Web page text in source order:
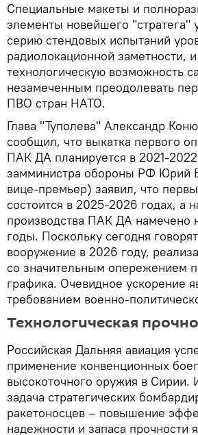
Специальные макеты и
элементы новейшего
серию стендовых испытаний
радиолокационной заметности,
технологическую возможность
незамеченным преодолевать
ПВО стран НАТО.
Глава "Туполева" Александр
сообщил, что выкатка первого
ПАК ДА планируется в 2021-2022
замминистра обороны РФ Юрий
вице-премьер) заявил, что
состоится в 2025-2026 годах, а
производства ПАК ДА намечено
годы. Поскольку сегодня
вооружение в 2026 году,
со значительным опережением
графика. Очевидное ускорение
требованием военно-
Технологическая
Российская Дальняя авиация
применение конвенционных
высокоточного оружия в Сирии.
задача стратегических
ракетоносцев – повышение
надежности и запаса прочности